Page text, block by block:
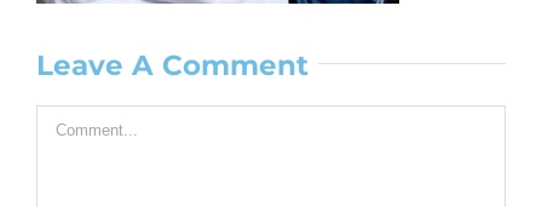
Leave A Comment